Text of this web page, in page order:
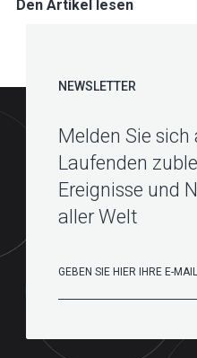
Den Artikel lesen
NEWSLETTER
Melden Sie
Laufenden
Ereignisse und
aller Welt